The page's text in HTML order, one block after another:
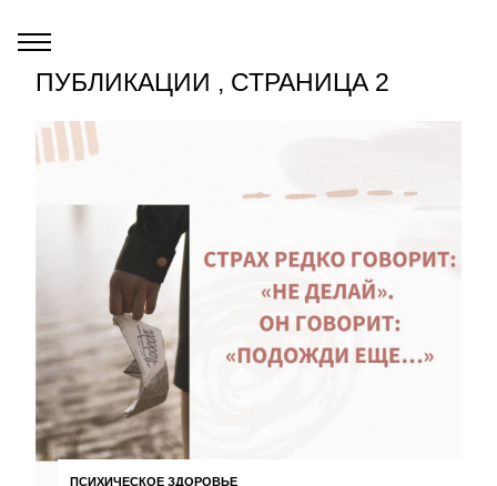
ПУБЛИКАЦИИ , СТРАНИЦА 2
ПСИХИЧЕСКОЕ ЗДОРОВЬЕ